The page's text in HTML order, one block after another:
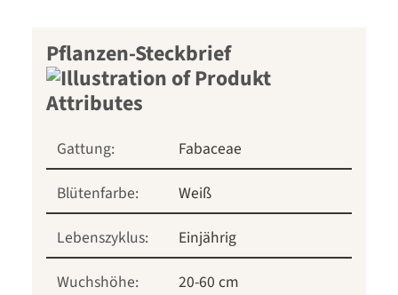
Pflanzen-Steckbrief
Gattung:
Fabaceae
Blütenfarbe:
Weiß
Lebenszyklus:
Einjährig
Wuchshöhe:
20-60 cm